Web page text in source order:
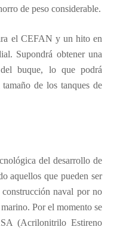
de peso considerable.
el CEFAN y un hito en
Supondrá obtener una
buque, lo que podrá
de los tanques de
del desarrollo de
aquellos que pueden ser
naval por no
Por el momento se
(Acrilonitrilo Estireno